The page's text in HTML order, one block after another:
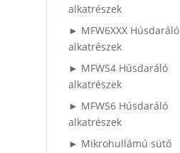
alkatrészek
► MFW6XXX Húsdaráló
alkatrészek
► MFWS4 Húsdaráló
alkatrészek
► MFWS6 Húsdaráló
alkatrészek
► Mikrohullámú sütő